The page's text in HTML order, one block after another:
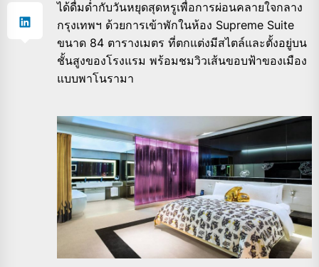
ได้ดื่มด่ำกับวันหยุดสุดหรูเพื่อการผ่อนคลายใจกลาง
กรุงเทพฯ ด้วยการเข้าพักในห้อง Supreme Suite
ขนาด 84 ตารางเมตร ที่ตกแต่งมีสไตล์และตั้งอยู่บน
ชั้นสูงของโรงแรม พร้อมชมวิวเส้นขอบฟ้าของเมือง
แบบพาโนรามา